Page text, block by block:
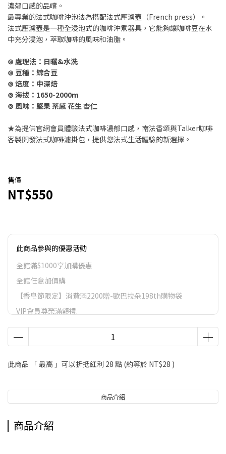
濃郁口感的品嚐。
最專業的法式咖啡沖泡法為搭配法式壓濾壺（French press）。
法式壓濾壺是一種全浸泡式的咖啡沖煮器具，它能夠讓咖啡豆在水
中充分浸泡，萃取咖啡的風味和油脂。
⊚ 處理法：日曬&水洗
⊚ 豆種：綜合豆
⊚ 焙度：中深焙
⊚ 海拔：1650-2000m
⊚ 風味：堅果 茶感 花生 杏仁
★為提供官網會員體驗法式咖啡濃郁口感，南法香頌與Talker咖啡
客製開發法式咖啡濾掛包，提供您法式生活體驗的新選擇。
售價
NT$550
此商品參與的優惠活動
全館滿$1000享加購優惠
全館任意加價購
【香皂節限定】消費滿2200贈-歐巴拉朵198th購物袋
VIP會員尊榮滿額禮.
VIP會員尊榮滿額禮
此商品 「 最高 」可以折抵紅利 28 點 (約等於 NT$28 )
商品介紹
商品介紹